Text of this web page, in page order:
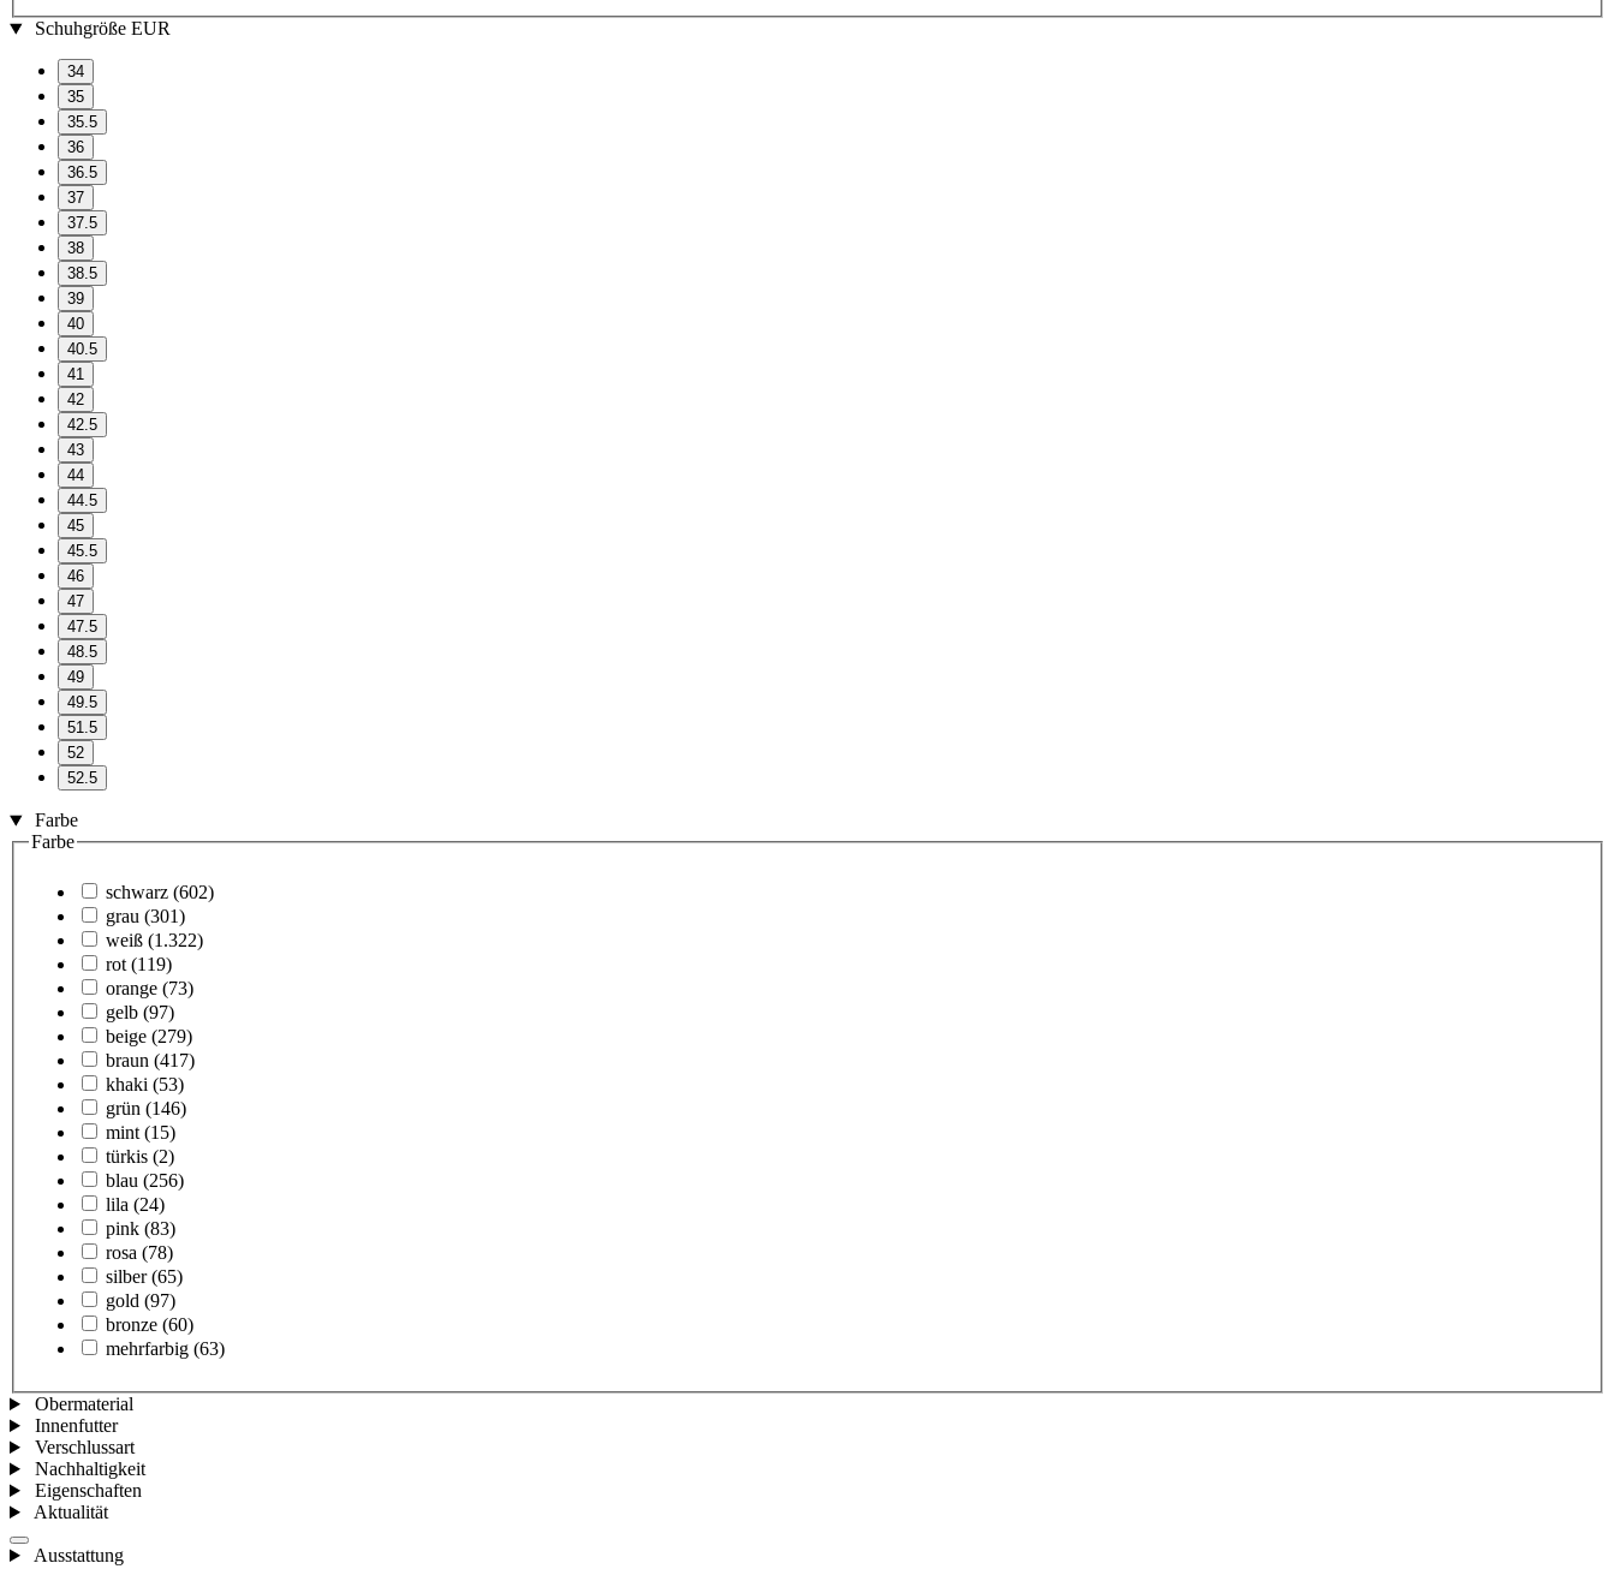
Schuhgröße EUR
34
35
35.5
36
36.5
37
37.5
38
38.5
39
40
40.5
41
42
42.5
43
44
44.5
45
45.5
46
47
47.5
48.5
49
49.5
51.5
52
52.5
Farbe
Farbe
schwarz (602)
grau (301)
weiß (1.322)
rot (119)
orange (73)
gelb (97)
beige (279)
braun (417)
khaki (53)
grün (146)
mint (15)
türkis (2)
blau (256)
lila (24)
pink (83)
rosa (78)
silber (65)
gold (97)
bronze (60)
mehrfarbig (63)
Obermaterial
Innenfutter
Verschlussart
Nachhaltigkeit
Eigenschaften
Aktualität
Ausstattung